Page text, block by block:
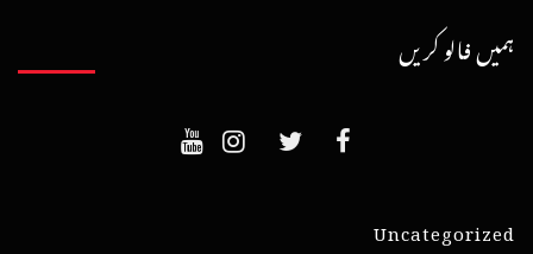
ہمیں فالو کریں
Uncategorized